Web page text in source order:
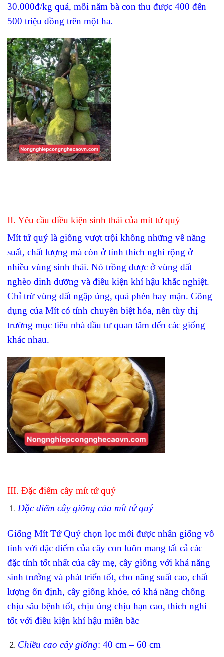
30.000đ/kg quả, mỗi năm bà con thu được 400 đến
500 triệu đồng trên một ha.
II. Yêu cầu điều kiện sinh thái của mít tứ quý
Mít tứ quý là giống vượt trội không những về năng
suất, chất lượng mà còn ở tính thích nghi rộng ở
nhiều vùng sinh thái. Nó trồng được ở vùng đất
nghèo dinh dưỡng và điều kiện khí hậu khắc nghiệt.
Chỉ trừ vùng đất ngập úng, quá phèn hay mặn. Công
dụng của Mít có tính chuyên biệt hóa, nên tùy thị
trường mục tiêu nhà đầu tư quan tâm đến các giống
khác nhau.
III. Đặc điểm cây mít tứ quý
Đặc điểm cây giống của mít tứ quý
Giống Mít Tứ Quý chọn lọc mới được nhân giống vô
tính với đặc điểm của cây con luôn mang tất cả các
đặc tính tốt nhất của cây mẹ, cây giống với khả năng
sinh trưởng và phát triển tốt, cho năng suất cao, chất
lượng ổn định, cây giống khỏe, có khả năng chống
chịu sâu bệnh tốt, chịu úng chịu hạn cao, thích nghi
tốt với điều kiện khí hậu miền bắc
Chiều cao cây giống: 40 cm – 60 cm